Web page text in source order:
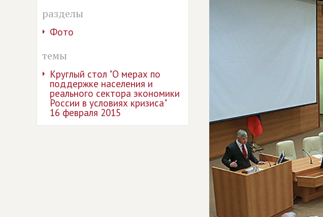
разделы
Фото
темы
Круглый стол "О мерах по
поддержке населения и
реального сектора экономики
России в условиях кризиса"
16 февраля 2015